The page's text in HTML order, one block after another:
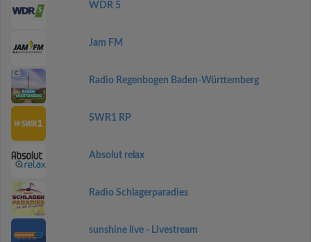
WDR 5
Jam FM
Radio Regenbogen Baden-Württemberg
SWR1 RP
Absolut relax
Radio Schlagerparadies
sunshine live - Livestream